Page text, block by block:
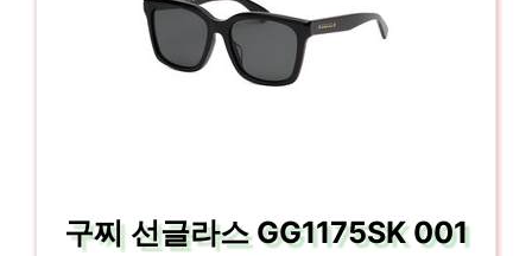
구찌 선글라스 GG1175SK 001